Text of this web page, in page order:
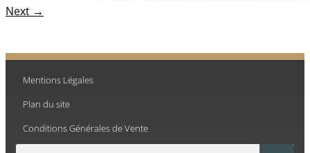
Next →
Mentions Légales
Plan du site
Conditions Générales de Vente